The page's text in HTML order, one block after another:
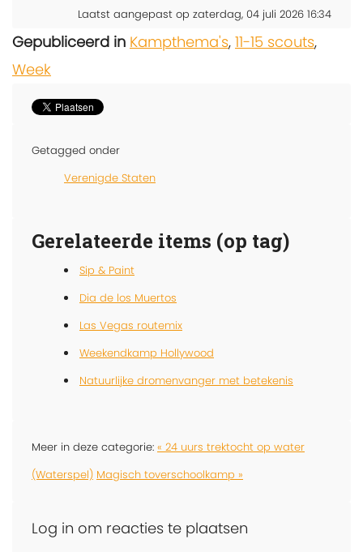
Laatst aangepast op zaterdag, 04 juli 2026 16:34
Gepubliceerd in Kampthema's, 11-15 scouts,
Week
Getagged onder
Verenigde Staten
Gerelateerde items (op tag)
Sip & Paint
Dia de los Muertos
Las Vegas routemix
Weekendkamp Hollywood
Natuurlijke dromenvanger met betekenis
Meer in deze categorie: « 24 uurs trektocht op water
(Waterspel) Magisch toverschoolkamp »
Log in om reacties te plaatsen